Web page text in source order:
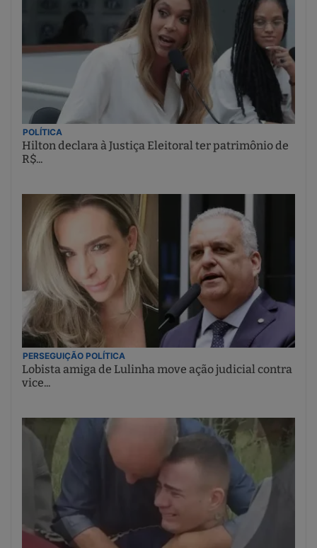
POLÍTICA
Hilton declara à Justiça Eleitoral ter patrimônio de
R$...
PERSEGUIÇÃO POLÍTICA
Lobista amiga de Lulinha move ação judicial contra
vice...